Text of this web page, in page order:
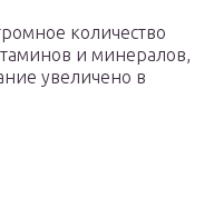
количество
и минералов,
увеличено в